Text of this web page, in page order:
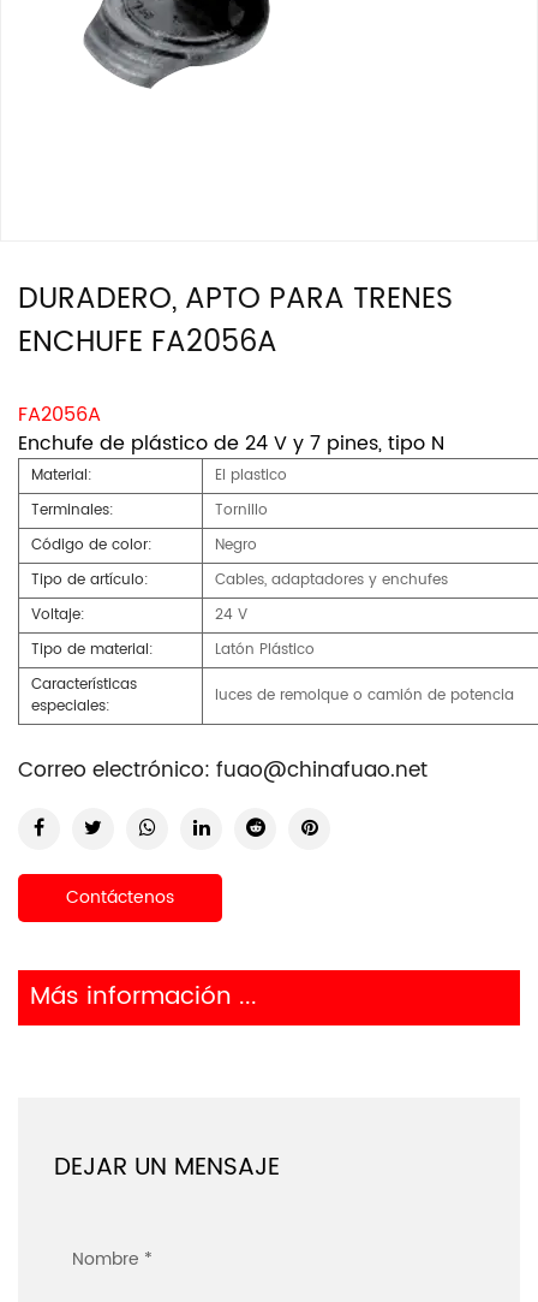
DURADERO, APTO PARA TRENES
ENCHUFE FA2056A
FA2056A
Enchufe de plástico de 24 V y 7 pines, tipo N
Material:
El plastico
Terminales:
Tornillo
Código de color:
Negro
Tipo de artículo:
Cables, adaptadores y enchufes
Voltaje:
24 V
Tipo de material:
Latón Plástico
Características
especiales:
luces de remolque o camión de potencia
Correo electrónico: fuao@chinafuao.net
Contáctenos
Más información ...
DEJAR UN MENSAJE
Nombre *